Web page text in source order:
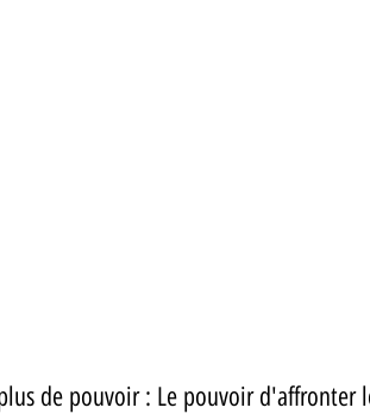
de pouvoir : Le pouvoir d'affronter